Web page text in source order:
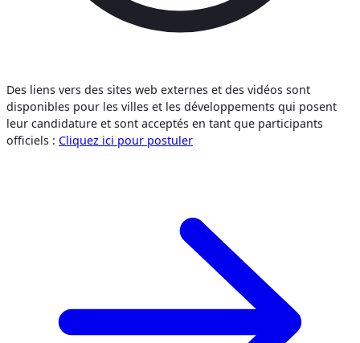
Des liens vers des sites web externes et des vidéos sont
disponibles pour les villes et les développements qui posent
leur candidature et sont acceptés en tant que participants
officiels : Cliquez ici pour postuler